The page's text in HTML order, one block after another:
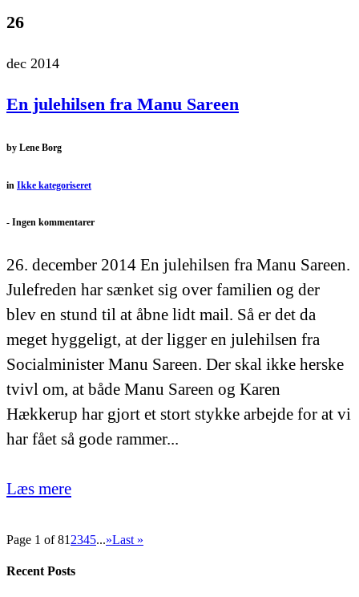
26
dec 2014
En julehilsen fra Manu Sareen
by Lene Borg
in Ikke kategoriseret
- Ingen kommentarer
26. december 2014 En julehilsen fra Manu Sareen.
Julefreden har sænket sig over familien og der
blev en stund til at åbne lidt mail. Så er det da
meget hyggeligt, at der ligger en julehilsen fra
Socialminister Manu Sareen. Der skal ikke herske
tvivl om, at både Manu Sareen og Karen
Hækkerup har gjort et stort stykke arbejde for at vi
har fået så gode rammer...
Læs mere
Page 1 of 81 2345...»Last »
Recent Posts